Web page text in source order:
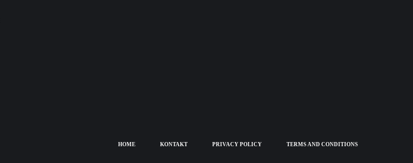
HOME KONTAKT PRIVACY POLICY TERMS AND CONDITIONS